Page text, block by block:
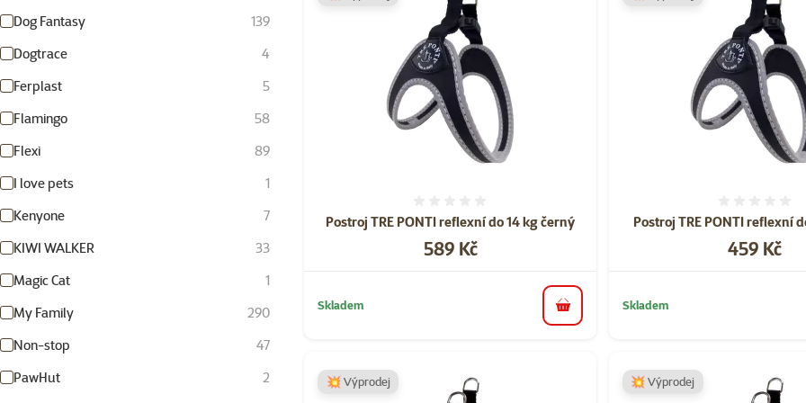
Dog Fantasy
139
Dogtrace
4
Ferplast
5
Flamingo
58
Flexi
89
I love pets
1
Kenyone
7
KIWI WALKER
33
Magic Cat
1
My Family
290
Non-stop
47
PawHut
2
Postroj TRE PONTI reflexní do 14 kg černý
Cena
589 Kč
Skladem do košíku
Postroj TRE PONTI reflexní
Cena
459 Kč
Skladem
💥 Výprodej 💥 Výprodej